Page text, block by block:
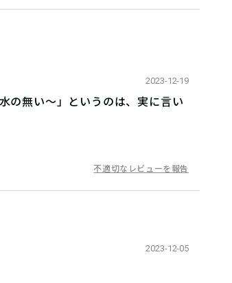
2023-12-19
の無い〜」というのは、実に言い
不適切なレビューを報告
2023-12-05